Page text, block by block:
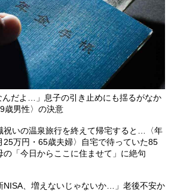
07/07
んだよ…」息子の引き止めにも揺るがなか
歳男性〉の決意
祝いの温泉旅行を終えて帰宅すると…〈年
25万円・65歳夫婦〉自宅で待っていた85
の「今日からここに住ませて」に絶句
NISA、増えないじゃないか…」老後不安か